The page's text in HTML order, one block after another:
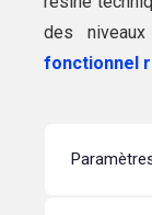
des
fonctionnel